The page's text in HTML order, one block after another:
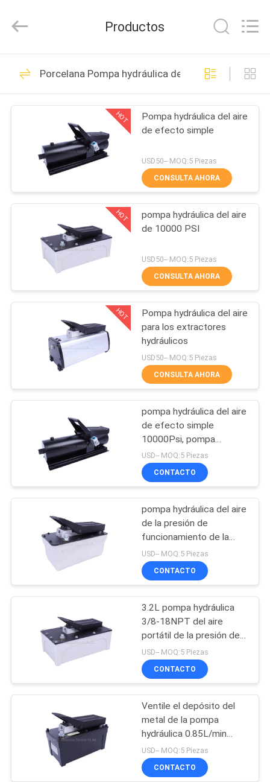
HOGAR
PRODUCTOS
VIDEOS
SOBRE
NOSOTROS
VIAJE
FÁBRICA
CONTROL
ÉNTRENOS
CONTACTO
VR
MAPA
DEL
SITIO
PRIVACY
POLICY
FLUID
AUTOMATIC
All
Reserved.
Válvula de control
direccional
mandada por
solenoide
32
Válvula
electromagnética
neumática de 2
maneras
30
Válvula de control
direccional manual
Válvula del
concentrador del
oxígeno
Válvula de control
mecánica
16
Válvula de control
neumática de flujo
17
Productos
Porcelana Pompa hydráulica del aire
HOT
Pompa hydráulica del aire
de efecto simple
USD50-- MOQ:5 Piezas
CONSULTA AHORA
HOT
pompa hydráulica del aire
de 10000 PSI
USD50-- MOQ:5 Piezas
CONSULTA AHORA
HOT
Pompa hydráulica del aire
para los extractores
hydráulicos
USD50-- MOQ:5 Piezas
CONSULTA AHORA
pompa hydráulica del aire
de efecto simple
10000Psi, pompa
hydráulica del aire del
pedal del pie de la
capacidad del aceite
USD-- MOQ:5 Piezas
CONTACTO
pompa hydráulica del aire
de la presión de
funcionamiento de la
capacidad del aceite
1.7L 70Mpa para los
arietes hydráulicos
USD-- MOQ:5 Piezas
CONTACTO
3.2L pompa hydráulica
3/8-18NPT del aire
portátil de la presión de
funcionamiento del
depósito 10000PSI de
efecto simple
USD-- MOQ:5 Piezas
CONTACTO
Ventile el depósito del
metal de la pompa
hydráulica 0.85L/min
1.7L, presión de
funcionamiento
10000PSI para los
USD-- MOQ:5 Piezas
CONTACTO